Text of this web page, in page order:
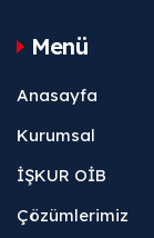
Menü
Anasayfa
Kurumsal
İŞKUR OİB
Çözümlerimiz